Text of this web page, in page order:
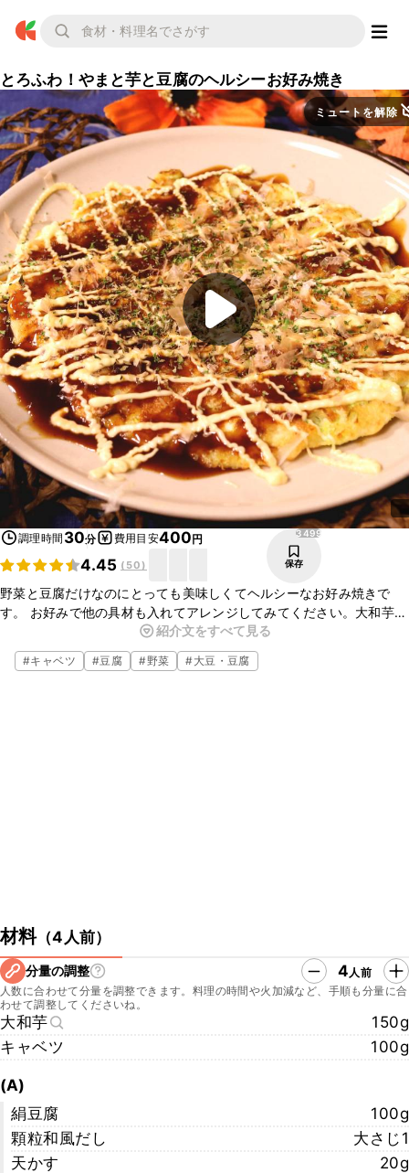
とろふわ！やまと芋と豆腐のヘルシーお好み焼き
ミュートを解除
調理時間 30分 費用目安400円
4.45 ( 50)
3499
保存
野菜と豆腐だけなのにとっても美味しくてヘルシーなお好み焼きで
す。 お好みで他の具材も入れてアレンジしてみてください。大和芋を
とろろにする事により生地に粘りがでて、絹豆腐は中身をふわっとさ
せます。お好み焼きなのにさらっと食べれる一品です。
紹介文をすべて見る
#キャベツ #豆腐 #野菜 #大豆・豆腐
材料（4人前）
分量の調整 4人前
人数に合わせて分量を調整できます。料理の時間や火加減など、手順も分量に合
わせて調整してくださいね。
大和芋
150g
キャベツ
100g
(A)
絹豆腐
100g
顆粒和風だし
大さじ1
天かす
20g